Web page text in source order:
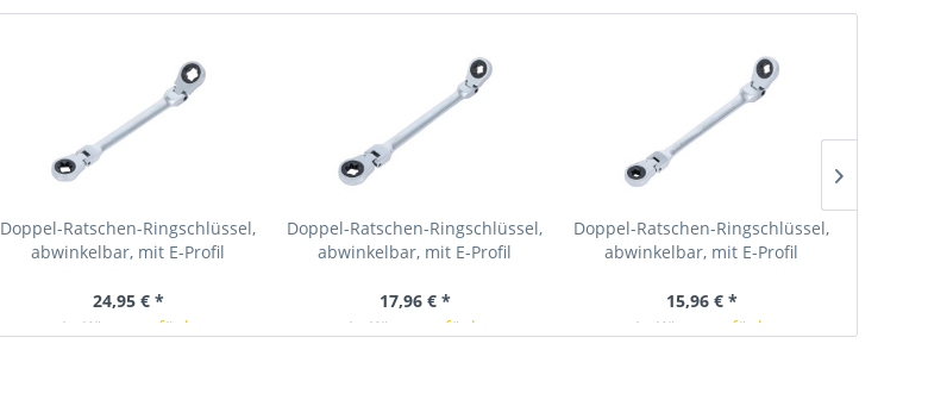
Doppel-Ratschen-Ringschlüssel,
abwinkelbar, mit E-Profil
24,95 € *
In Kürze verfügbar
Doppel-Ratschen-Ringschlüssel,
abwinkelbar, mit E-Profil
17,96 € *
In Kürze verfügbar
Doppel-Ratschen-Ringschlüssel,
abwinkelbar, mit E-Profil
15,96 € *
In Kürze verfügbar